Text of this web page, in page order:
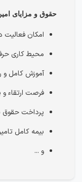
حقوق و مزایای
امکان فعالیت
محیط کاری
آموزش کامل و
فرصت ارتقاء
پرداخت حقوق
بیمه کامل
و ...